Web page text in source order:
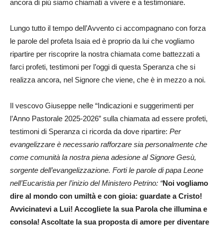
ancora di più siamo chiamati a vivere e a testimoniare.
Lungo tutto il tempo dell’Avvento ci accompagnano con forza
le parole del profeta Isaia ed è proprio da lui che vogliamo
ripartire per riscoprire la nostra chiamata come battezzati a
farci profeti, testimoni per l’oggi di questa Speranza che si
realizza ancora, nel Signore che viene, che è in mezzo a noi.
Il vescovo Giuseppe nelle “Indicazioni e suggerimenti per
l’Anno Pastorale 2025-2026” sulla chiamata ad essere profeti,
testimoni di Speranza ci ricorda da dove ripartire: Per
evangelizzare è necessario rafforzare sia personalmente che
come comunità la nostra piena adesione al Signore Gesù,
sorgente dell’evangelizzazione. Forti le parole di papa Leone
nell’Eucaristia per l’inizio del Ministero Petrino: “Noi vogliamo
dire al mondo con umiltà e con gioia: guardate a Cristo!
Avvicinatevi a Lui! Accogliete la sua Parola che illumina e
consola! Ascoltate la sua proposta di amore per diventare